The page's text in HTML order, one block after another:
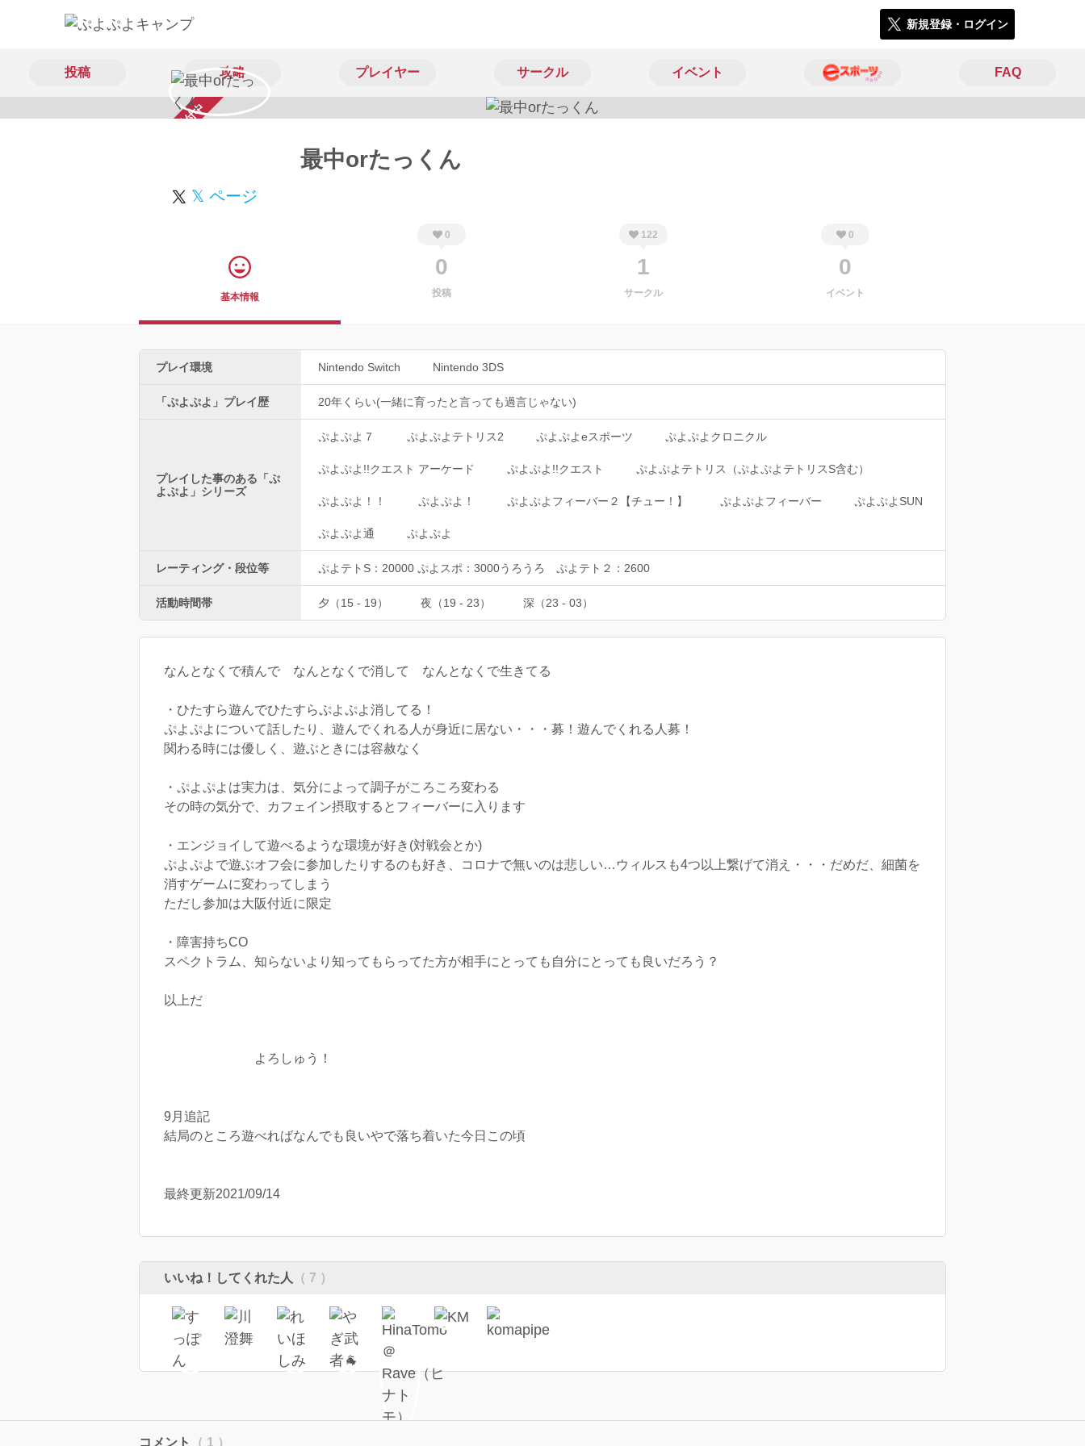
新規登録・ログイン
投稿 攻略 プレイヤー サークル イベント FAQ
スカウト受付中 最中orたっくん
𝕏 ページ
基本情報
0
0
投稿
122
1
サークル
0
0
イベント
プレイ環境 Nintendo Switch Nintendo 3DS
「ぷよぷよ」プレイ歴 20年くらい(一緒に育ったと言っても過言じゃない)
プレイした事のある「ぷ
よぷよ」シリーズ
ぷよぷよ７ ぷよぷよテトリス2 ぷよぷよeスポーツ ぷよぷよクロニクル
ぷよぷよ!!クエスト アーケード ぷよぷよ!!クエスト ぷよぷよテトリス（ぷよぷよテトリスS含む）
ぷよぷよ！！ ぷよぷよ！ ぷよぷよフィーバー２【チュー！】 ぷよぷよフィーバー ぷよぷよSUN
ぷよぷよ通 ぷよぷよ
レーティング・段位等 ぷよテトS：20000 ぷよスポ：3000うろうろ ぷよテト２：2600
活動時間帯 夕（15 - 19） 夜（19 - 23） 深（23 - 03）
なんとなくで積んで なんとなくで消して なんとなくで生きてる
・ひたすら遊んでひたすらぷよぷよ消してる！
ぷよぷよについて話したり、遊んでくれる人が身近に居ない・・・募！遊んでくれる人募！
関わる時には優しく、遊ぶときには容赦なく
・ぷよぷよは実力は、気分によって調子がころころ変わる
その時の気分で、カフェイン摂取するとフィーバーに入ります
・エンジョイして遊べるような環境が好き(対戦会とか)
ぷよぷよで遊ぶオフ会に参加したりするのも好き、コロナで無いのは悲しい…ウィルスも4つ以上繋げて消え・・・だめだ、細菌を
消すゲームに変わってしまう
ただし参加は大阪付近に限定
・障害持ちCO
スペクトラム、知らないより知ってもらってた方が相手にとっても自分にとっても良いだろう？
以上だ
よろしゅう！
9月追記
結局のところ遊べればなんでも良いやで落ち着いた今日この頃
最終更新2021/09/14
いいね！してくれた人 （ 7 ）
コメント （ 1 ）